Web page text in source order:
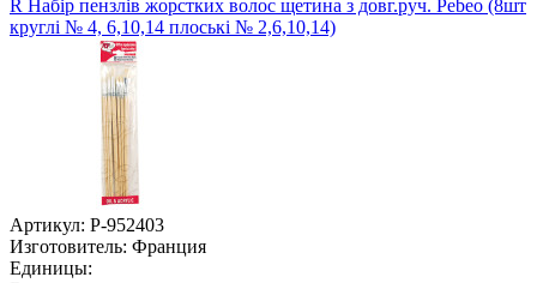
R Набір пензлів жорстких волос щетина з довг.руч. Pebeo (8шт
круглі № 4, 6,10,14 плоські № 2,6,10,14)
Артикул: P-952403
Изготовитель: Франция
Единицы: